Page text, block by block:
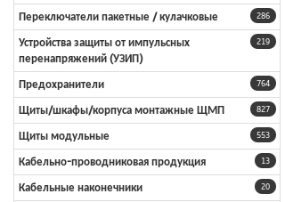
286
Переключатели пакетные / кулачковые
219
Устройства защиты от импульсных
перенапряжений (УЗИП)
764
Предохранители
827
Щиты/шкафы/корпуса монтажные ЩМП
553
Щиты модульные
13
Кабельно-проводниковая продукция
20
Кабельные наконечники